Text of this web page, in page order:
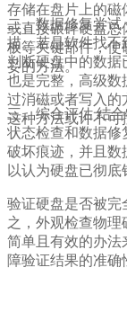
存储在盘片上的磁
或直接碾碎硬盘总
板等关键部件，使
妥的方法。
二、数据修复尝试
描。若是软件找不
判断硬盘中的数
也是完整，高级数
过消磁或者写入的
这种方法或许不可
三、综合评估 结
状态检查和数据修
破坏痕迹，并且数
以认为硬盘已彻底
验证硬盘是否被完
之，外观检查物理
简单且有效的办法
障验证结果的准确